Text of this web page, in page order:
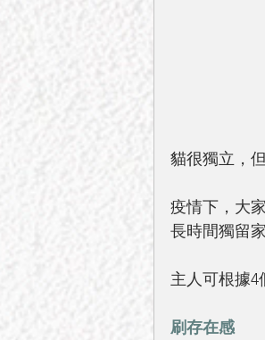
貓很獨立，
疫情下，大
長時間獨留
主人可根據4
刷存在感